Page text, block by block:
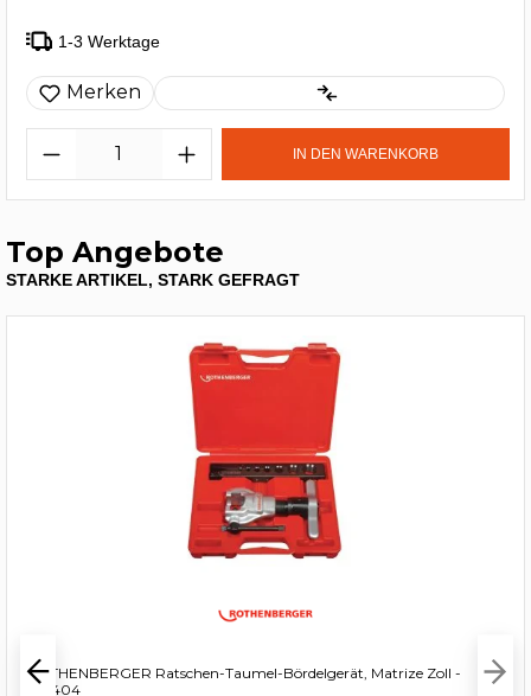
1-3 Werktage
Merken
IN DEN WARENKORB
Top Angebote
STARKE ARTIKEL, STARK GEFRAGT
ROTHENBERGER Ratschen-Taumel-Bördelgerät, Matrize Zoll -
222404